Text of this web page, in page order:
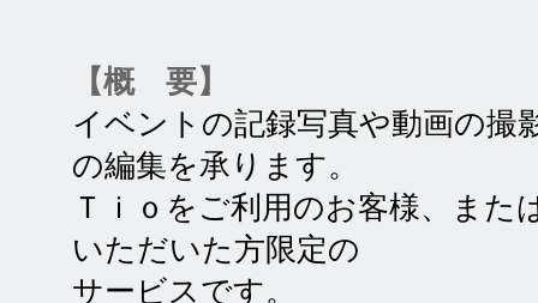
【概 要】
イベントの記録写真や動画の撮
の編集を承ります。
Ｔｉｏをご利用のお客様、また
いただいた方限定の
サービスです。